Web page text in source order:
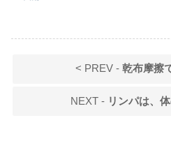
< PREV - 乾布摩擦
NEXT - リンパは、